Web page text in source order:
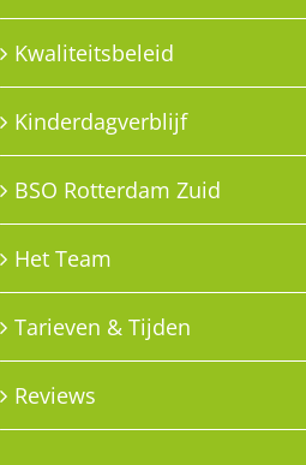
Kwaliteitsbeleid
Kinderdagverblijf
BSO Rotterdam Zuid
Het Team
Tarieven & Tijden
Reviews